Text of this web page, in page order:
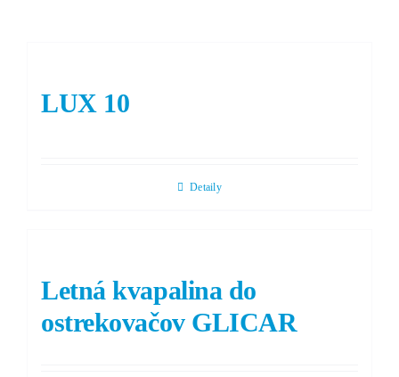
LUX 10
Detaily
Letná kvapalina do
ostrekovačov GLICAR